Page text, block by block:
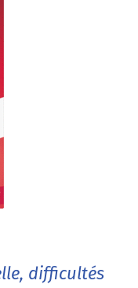
difficultés